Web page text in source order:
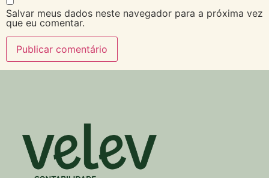
Salvar meus dados neste navegador para a próxima vez
que eu comentar.